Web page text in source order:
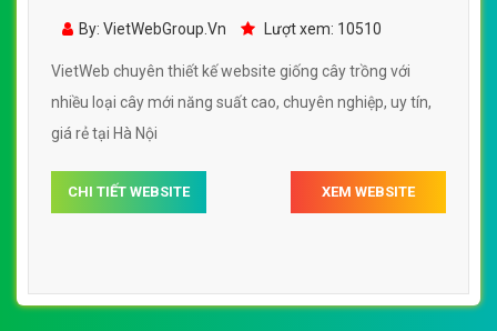
cây trồng với nhiều loại cây mới năng suất
By: VietWebGroup.Vn Lượt xem: 10510
VietWeb chuyên thiết kế website giống cây trồng với
nhiều loại cây mới năng suất cao, chuyên nghiệp, uy tín,
giá rẻ tại Hà Nội
CHI TIẾT WEBSITE XEM WEBSITE